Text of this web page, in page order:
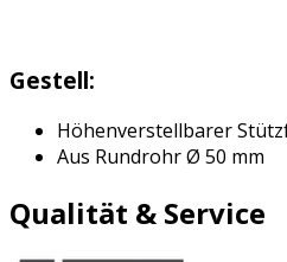
Gestell:
Höhenverstellbarer
Aus Rundrohr Ø 50 mm
Qualität & Service